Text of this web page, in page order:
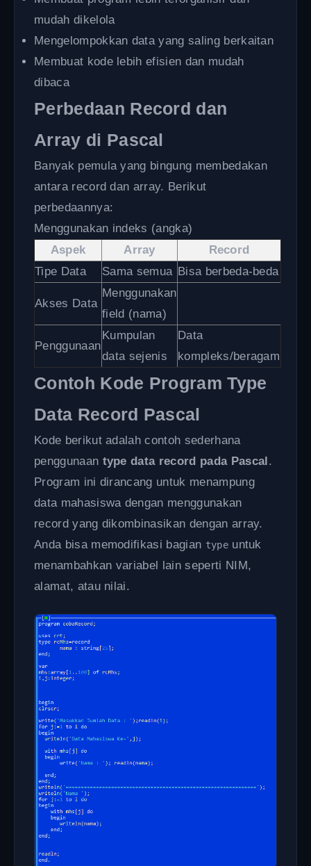
mudah dikelola
Mengelompokkan data yang saling berkaitan
Membuat kode lebih efisien dan mudah
dibaca
Perbedaan Record dan
Array di Pascal
Banyak pemula yang bingung membedakan
antara record dan array. Berikut
perbedaannya:
Menggunakan indeks (angka)
Aspek
Array
Record
Tipe Data
Sama semua Bisa berbeda-beda
Akses Data
Menggunakan
field (nama)
Penggunaan
Kumpulan
data sejenis
Data
kompleks/beragam
Contoh Kode Program Type
Data Record Pascal
Kode berikut adalah contoh sederhana
penggunaan type data record pada Pascal.
Program ini dirancang untuk menampung
data mahasiswa dengan menggunakan
record yang dikombinasikan dengan array.
Anda bisa memodifikasi bagian typeuntuk
menambahkan variabel lain seperti NIM,
alamat, atau nilai.